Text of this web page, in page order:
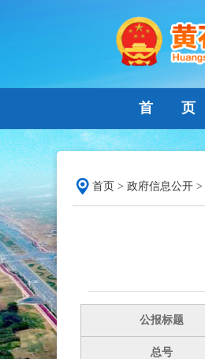
首 页
首页 > 政府信息公开 >
公报标题
总号